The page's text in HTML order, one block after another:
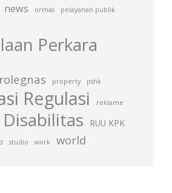
news ormas pelayanan publik
Perkara
property pshk
Regulasi reklame
Disabilitas RUU KPK
studio work world